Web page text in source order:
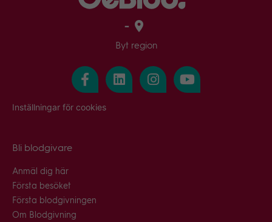
-
Byt region
Inställningar för cookies
Bli blodgivare
Anmäl dig här
Första besöket
Första blodgivningen
Om Blodgivning